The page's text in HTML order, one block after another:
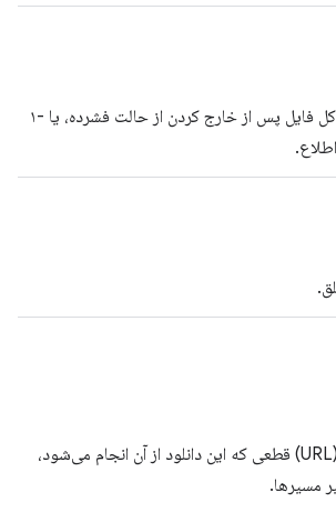
تعداد بایت‌های کل فایل پس از خارج کردن از حالت فشرده، یا -۱
آدرس اینترنتی (URL) قطعی که این دانلود از آن انجام می‌شود،
مسیرها.